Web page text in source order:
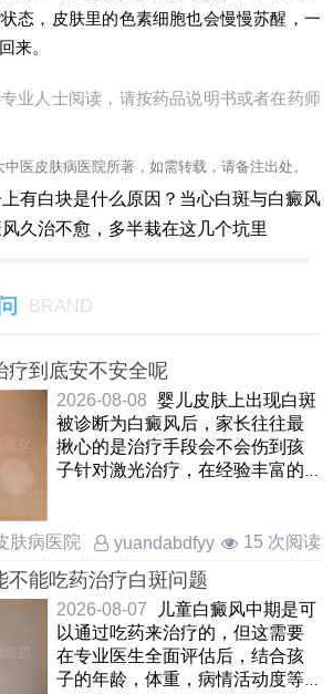
态，皮肤里的色素细胞也会慢慢苏醒，一
来。
业人士阅读，请按药品说明书或者在药师
医皮肤病医院所著，如需转载，请备注出处。
有白块是什么原因？当心白斑与白癜风
风久治不愈，多半栽在这几个坑里
BRAND
疗到底安不安全呢
2026-08-08 婴儿皮肤上出现白斑
被诊断为白癜风后，家长往往最
揪心的是治疗手段会不会伤到孩
子针对激光治疗，在经验丰富的
肤病医院 yuandabdfyy 15 次阅读
不能吃药治疗白斑问题
2026-08-07
儿童白癜风中期是可
以通过吃药来治疗的，但这需要
在专业医生全面评估后，结合孩
子的年龄，体重，病情活动度等